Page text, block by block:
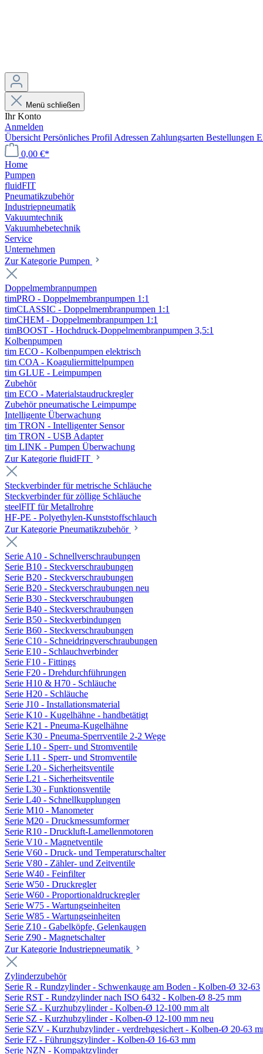
Menü schließen
Ihr Konto
Anmelden
Übersicht Persönliches Profil Adressen Zahlungsarten Bestellungen
0,00 €*
Home
Pumpen
fluidFIT
Pneumatikzubehör
Industriepneumatik
Vakuumtechnik
Vakuumhebetechnik
Service
Unternehmen
Zur Kategorie Pumpen
Doppelmembranpumpen
timPRO - Doppelmembranpumpen 1:1
timCLASSIC - Doppelmembranpumpen 1:1
timCHEM - Doppelmembranpumpen 1:1
timBOOST - Hochdruck-Doppelmembranpumpen 3,5:1
Kolbenpumpen
tim ECO - Kolbenpumpen elektrisch
tim COA - Koaguliermittelpumpen
tim GLUE - Leimpumpen
Zubehör
tim ECO - Materialstaudruckregler
Zubehör pneumatische Leimpumpe
Intelligente Überwachung
tim TRON - Intelligenter Sensor
tim TRON - USB Adapter
tim LINK - Pumpen Überwachung
Zur Kategorie fluidFIT
Steckverbinder für metrische Schläuche
Steckverbinder für zöllige Schläuche
steelFIT für Metallrohre
HF-PE - Polyethylen-Kunststoffschlauch
Zur Kategorie Pneumatikzubehör
Serie A10 - Schnellverschraubungen
Serie B10 - Steckverschraubungen
Serie B20 - Steckverschraubungen
Serie B20 - Steckverschraubungen neu
Serie B30 - Steckverschraubungen
Serie B40 - Steckverschraubungen
Serie B50 - Steckverbindungen
Serie B60 - Steckverschraubungen
Serie C10 - Schneidringverschraubungen
Serie E10 - Schlauchverbinder
Serie F10 - Fittings
Serie F20 - Drehdurchführungen
Serie H10 & H70 - Schläuche
Serie H20 - Schläuche
Serie J10 - Installationsmaterial
Serie K10 - Kugelhähne - handbetätigt
Serie K21 - Pneuma-Kugelhähne
Serie K30 - Pneuma-Sperrventile 2-2 Wege
Serie L10 - Sperr- und Stromventile
Serie L11 - Sperr- und Stromventile
Serie L20 - Sicherheitsventile
Serie L21 - Sicherheitsventile
Serie L30 - Funktionsventile
Serie L40 - Schnellkupplungen
Serie M10 - Manometer
Serie M20 - Druckmessumformer
Serie R10 - Druckluft-Lamellenmotoren
Serie V10 - Magnetventile
Serie V60 - Druck- und Temperaturschalter
Serie V80 - Zähler- und Zeitventile
Serie W40 - Feinfilter
Serie W50 - Druckregler
Serie W60 - Proportionaldruckregler
Serie W75 - Wartungseinheiten
Serie W85 - Wartungseinheiten
Serie Z10 - Gabelköpfe, Gelenkaugen
Serie Z90 - Magnetschalter
Zur Kategorie Industriepneumatik
Zylinderzubehör
Serie R - Rundzylinder - Schwenkauge am Boden - Kolben-Ø 32-63
Serie RST - Rundzylinder nach ISO 6432 - Kolben-Ø 8-25 mm
Serie SZ - Kurzhubzylinder - Kolben-Ø 12-100 mm alt
Serie SZ - Kurzhubzylinder - Kolben-Ø 12-100 mm neu
Serie SZV - Kurzhubzylinder - verdrehgesichert - Kolben-Ø 20-63
Serie FZ - Führungszylinder - Kolben-Ø 16-63 mm
Serie NZN - Kompaktzylinder